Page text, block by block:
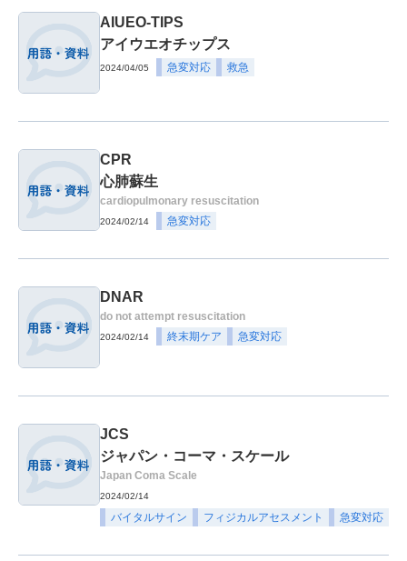
AIUEO-TIPS
アイウエオチップス
2024/04/05 急変対応 救急
CPR
心肺蘇生
cardiopulmonary resuscitation
2024/02/14 急変対応
DNAR
do not attempt resuscitation
2024/02/14 終末期ケア 急変対応
JCS
ジャパン・コーマ・スケール
Japan Coma Scale
2024/02/14
バイタルサイン フィジカルアセスメント 急変対応